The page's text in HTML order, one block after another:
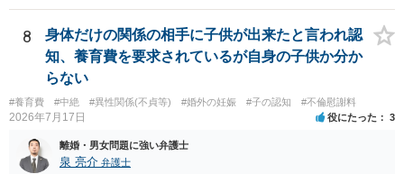
あれば，本人（行政書士でも同じだと思います。）への対応ではあま
り変わらないように思います。減額で折り合えるなら本人様の交渉で
もよいように思いますが，ゼロかどうかの観点であれば，訴訟に進む
しかなくなるようにも思います。そうしますと，お近くの弁護士に相
談して進めることを検討した方がよいようにも思います。
個別の事情によりますので、お早めに弁護士に相談されることをおす
すめします。
8
身体だけの関係の相手に子供が出来たと言われ認
知、養育費を要求されているが自身の子供か分か
らない
#養育費 #中絶 #異性関係(不貞等) #婚外の妊娠 #子の認知 #不倫慰謝料
2026年7月17日 役にたった 3
離婚・男女問題に強い弁護士
泉 亮介 弁護士